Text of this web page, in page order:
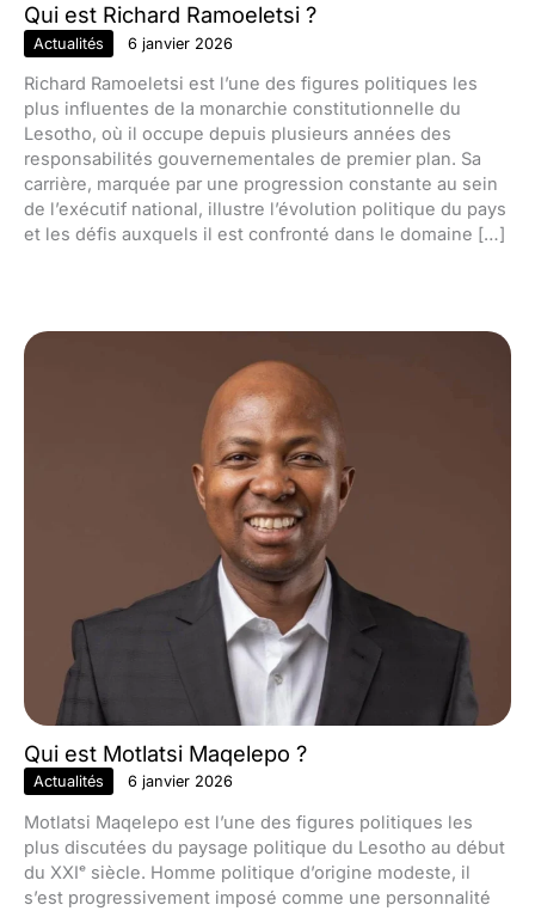
Qui est Richard Ramoeletsi ?
Actualités 6 janvier 2026
Richard Ramoeletsi est l’une des figures politiques les
plus influentes de la monarchie constitutionnelle du
Lesotho, où il occupe depuis plusieurs années des
responsabilités gouvernementales de premier plan. Sa
carrière, marquée par une progression constante au sein
de l’exécutif national, illustre l’évolution politique du pays
et les défis auxquels il est confronté dans le domaine […]
Qui est Motlatsi Maqelepo ?
Actualités 6 janvier 2026
Motlatsi Maqelepo est l’une des figures politiques les
plus discutées du paysage politique du Lesotho au début
du XXIᵉ siècle. Homme politique d’origine modeste, il
s’est progressivement imposé comme une personnalité